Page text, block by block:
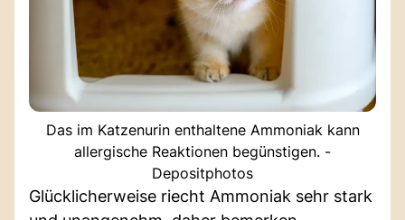
Das im Katzenurin enthaltene Ammoniak kann
allergische Reaktionen begünstigen. -
Depositphotos
Glücklicherweise riecht Ammoniak sehr stark